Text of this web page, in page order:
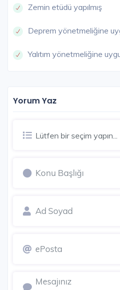
Zemin etüdü yapılmış
Deprem yönetmeliğine
Yalıtım yönetmeliğine
Yorum Yaz
Lütfen bir seçim yapın...